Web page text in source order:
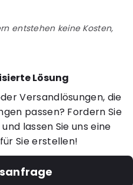
entstehen keine Kosten,
Lösung
Versandlösungen, die
passen? Fordern Sie
lassen Sie uns eine
Sie erstellen!